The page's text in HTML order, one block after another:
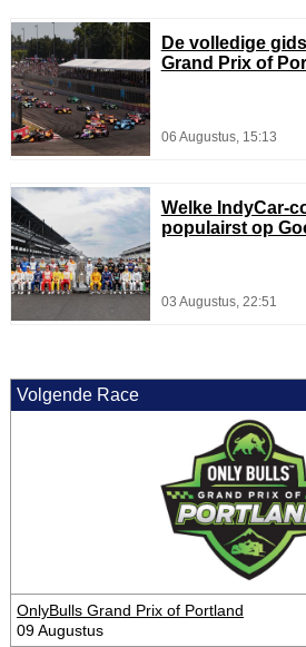
De volledige
Grand Prix of
06 Augustus, 15:13
Welke IndyCar-
populairst op
03 Augustus, 22:51
Volgende Race
OnlyBulls Grand Prix of Portland
09 Augustus